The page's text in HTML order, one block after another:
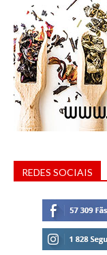
REDES SOCIAIS